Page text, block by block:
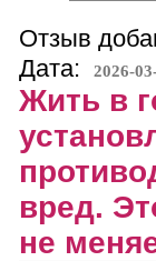
Отзыв
Дата:
2026-
Жить в
вред.
не